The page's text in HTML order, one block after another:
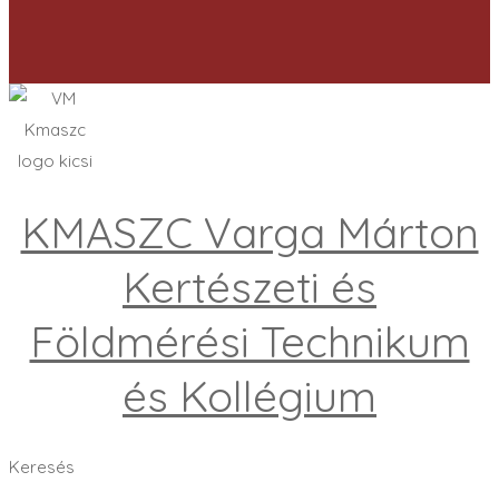
KMASZC Varga Márton
Kertészeti és
Földmérési Technikum
és Kollégium
Keresés